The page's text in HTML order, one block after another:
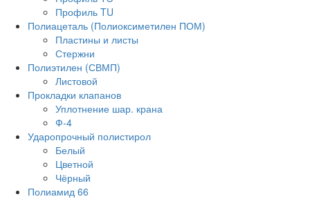
Профиль TU
Полиацеталь (Полиоксиметилен ПОМ)
Пластины и листы
Стержни
Полиэтилен (СВМП)
Листовой
Прокладки клапанов
Уплотнение шар. крана
Ф-4
Ударопрочный полистирол
Белый
Цветной
Чёрный
Полиамид 66